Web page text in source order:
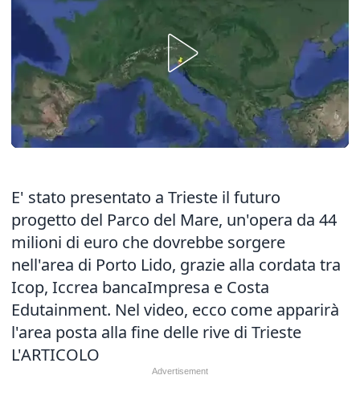
E' stato presentato a Trieste il futuro
progetto del Parco del Mare, un'opera da 44
milioni di euro che dovrebbe sorgere
nell'area di Porto Lido, grazie alla cordata tra
Icop, Iccrea bancaImpresa e Costa
Edutainment. Nel video, ecco come apparirà
l'area posta alla fine delle rive di Trieste
L'ARTICOLO